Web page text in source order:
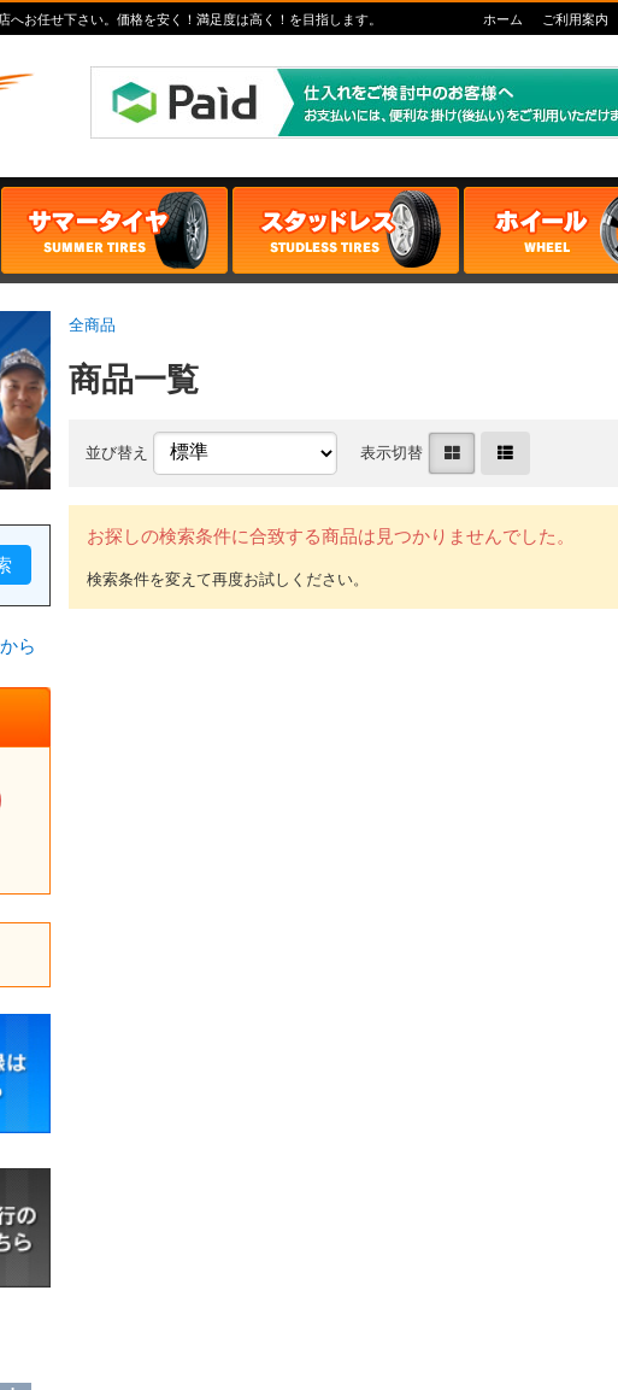
へお任せ下さい。価格を安く！満足度は高く！を目指します。 ホーム ご利用案内
全商品
商品一覧
並び替え 表示切替
お探しの検索条件に合致する商品は見つかりませんでした。
ら